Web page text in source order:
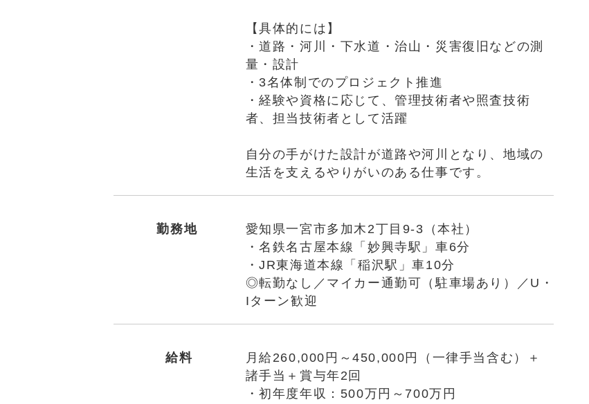
【具体的には】
・道路・河川・下水道・治山・災害復旧などの測
量・設計
・3名体制でのプロジェクト推進
・経験や資格に応じて、管理技術者や照査技術
者、担当技術者として活躍
自分の手がけた設計が道路や河川となり、地域の
生活を支えるやりがいのある仕事です。
勤務地
愛知県一宮市多加木2丁目9-3（本社）
・名鉄名古屋本線「妙興寺駅」車6分
・JR東海道本線「稲沢駅」車10分
◎転勤なし／マイカー通勤可（駐車場あり）／U・
Iターン歓迎
給料
月給260,000円～450,000円（一律手当含む）＋
諸手当＋賞与年2回
・初年度年収：500万円～700万円